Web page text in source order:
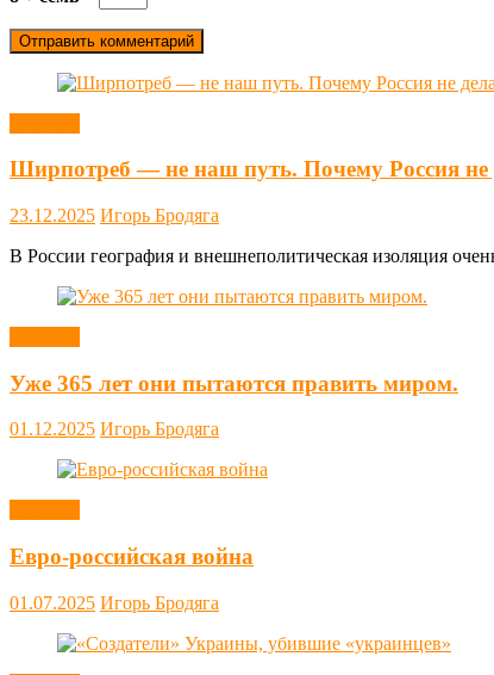
Ширпотреб — не наш путь. Почему Россия не
23.12.2025 Игорь Бродяга
В России география и внешнеполитическая изоляция
Уже 365 лет они пытаются править миром.
01.12.2025 Игорь Бродяга
Евро-российская война
01.07.2025 Игорь Бродяга